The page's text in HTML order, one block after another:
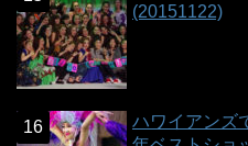
(20151122)
ハワイアンズ